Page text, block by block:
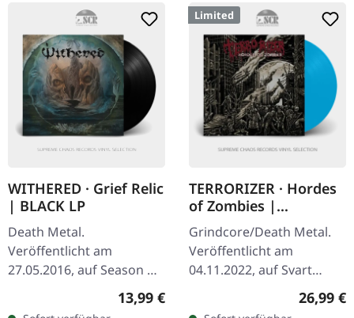
WITHERED · Grief Relic
| BLACK LP
Death Metal.
Veröffentlicht am
27.05.2016, auf Season Of
Activists. Schwarzes Vinyl.
Regulärer Preis:
13,99 €
Limited
TERRORIZER · Hordes
of Zombies |
CURACAO BLUE LP
Grindcore/Death Metal.
Veröffentlicht am
04.11.2022, auf Svart
Records. Curacao-Blaues
Vinyl im Gatefold-Cover
26,99 €